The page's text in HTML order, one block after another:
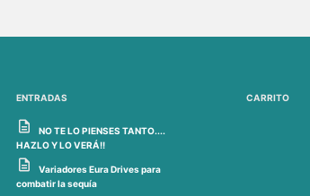
ENTRADAS
NO TE LO PIENSES TANTO....
HAZLO Y LO VERÁ!!
Variadores Eura Drives para
combatir la sequía
CARRITO